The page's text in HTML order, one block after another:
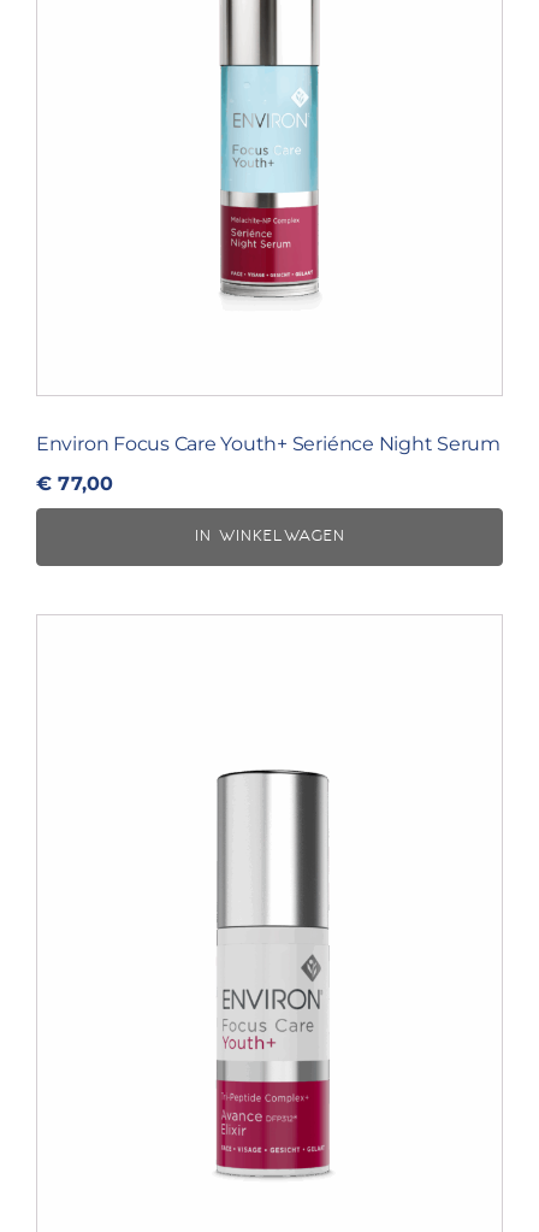
Environ Focus Care Youth+ Seriénce Night Serum
€ 77,00
IN WINKELWAGEN